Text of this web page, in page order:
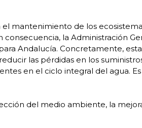
el mantenimiento de los
la Administración
Andalucía. Concretamente,
las pérdidas en los
en el ciclo integral del agua.
del medio ambiente, la